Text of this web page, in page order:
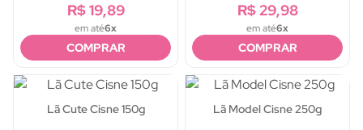
R$ 19,89
em até6x
COMPRAR
R$ 29,98
em até6x
COMPRAR
Lã Cute Cisne 150g Lã Model Cisne 250g